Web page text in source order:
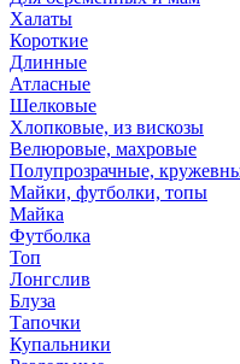
Халаты
Короткие
Длинные
Атласные
Шелковые
Хлопковые, из вискозы
Велюровые, махровые
Полупрозрачные,
Майки, футболки, топы
Майка
Футболка
Топ
Лонгслив
Блуза
Тапочки
Купальники